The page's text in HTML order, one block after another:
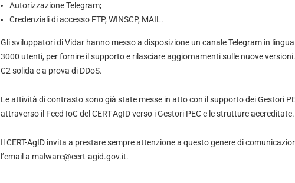
Autorizzazione Telegram;
Credenziali di accesso FTP, WINSCP, MAIL.
Gli sviluppatori di Vidar hanno messo a disposizione un canale Telegram in
3000 utenti, per fornire il supporto e rilasciare aggiornamenti sulle nuove
C2 solida e a prova di DDoS.
Le attività di contrasto sono già state messe in atto con il supporto dei Gestori
attraverso il Feed IoC del CERT-AgID verso i Gestori PEC e le strutture accreditate.
Il CERT-AgID invita a prestare sempre attenzione a questo genere di
l’email a malware@cert-agid.gov.it.